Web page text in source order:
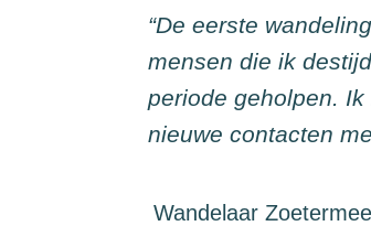
“De eerste
mensen die ik
periode geholpen.
nieuwe contacten
Wandelaar